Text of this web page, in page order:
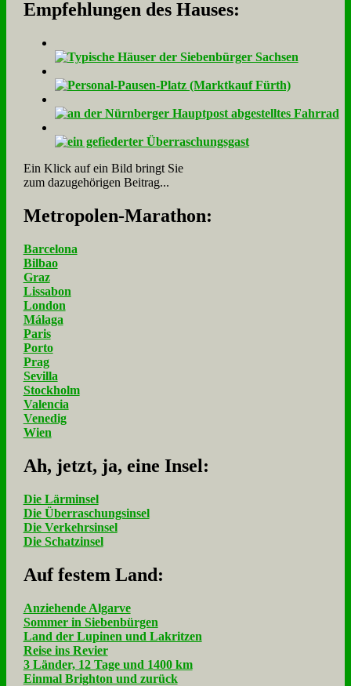
Empfehlungen des Hauses:
Ein Klick auf ein Bild bringt Sie
zum dazugehörigen Beitrag...
Me­tro­po­len-Ma­ra­thon:
Barcelona
Bilbao
Graz
Lissabon
London
Málaga
Paris
Porto
Prag
Sevilla
Stockholm
Valencia
Venedig
Wien
Ah, jetzt, ja, ei­ne In­sel:
Die Lärminsel
Die Überraschungsinsel
Die Verkehrsinsel
Die Schatzinsel
Auf fe­stem Land:
Anziehende Algarve
Sommer in Siebenbürgen
Land der Lupinen und Lakritzen
Reise ins Revier
3 Länder, 12 Tage und 1400 km
Einmal Brighton und zurück